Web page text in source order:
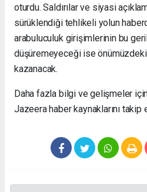
oturdu. Saldırılar ve siyasi
sürüklendiği tehlikeli yolun
arabuluculuk girişimlerinin bu
düşüremeyeceği ise
kazanacak.
Daha fazla bilgi ve gelişmeler
Jazeera haber kaynaklarını